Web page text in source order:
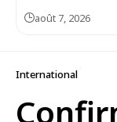
août 7, 2026
International